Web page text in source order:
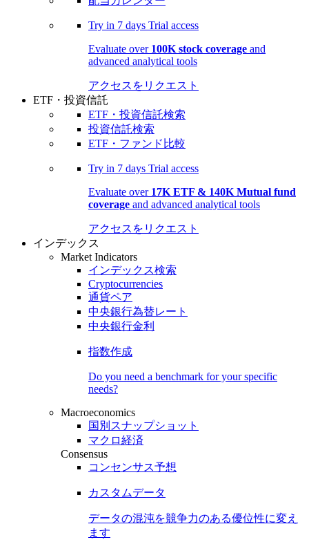
Try in 7 days Trial access
Evaluate over 100K stock coverage and
advanced analytical tools
アクセスをリクエスト
ETF・投資信託
ETF・投資信託検索
投資信託検索
ETF・ファンド比較
Try in 7 days Trial access
Evaluate over 17K ETF & 140K Mutual fund
coverage and advanced analytical tools
アクセスをリクエスト
インデックス
Market Indicators
インデックス検索
Cryptocurrencies
通貨ペア
中央銀行為替レート
中央銀行金利
指数作成
Do you need a benchmark for your specific
needs?
Macroeconomics
国別スナップショット
マクロ経済
Consensus
コンセンサス予想
カスタムデータ
データの混沌を競争力のある優位性に変え
ます